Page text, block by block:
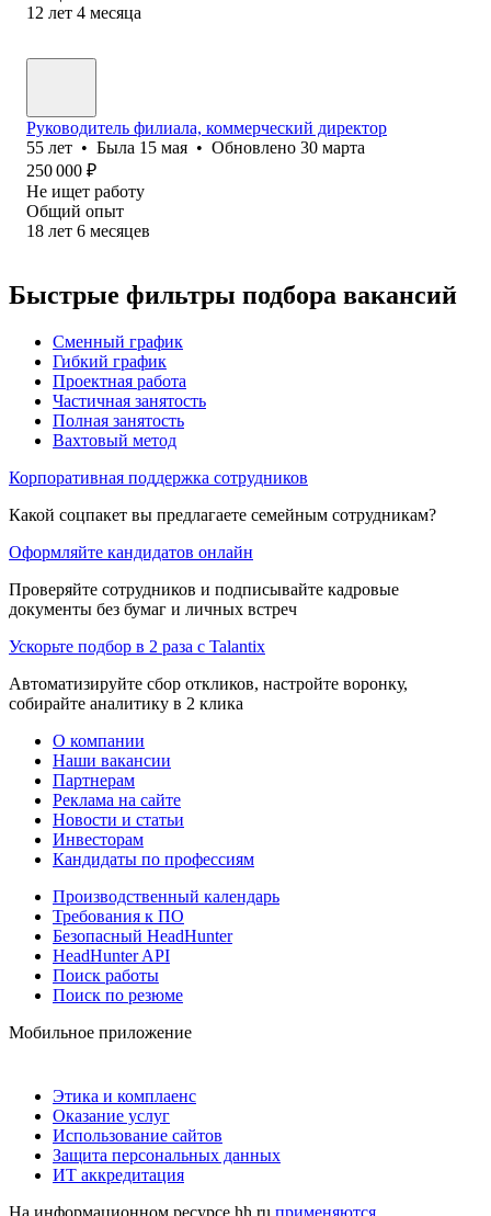
12 лет 4 месяца
Руководитель филиала, коммерческий директор
55 лет • Была 15 мая • Обновлено 30 марта
250 000 ₽
Не ищет работу
Общий опыт
18 лет 6 месяцев
Быстрые фильтры подбора вакансий
Сменный график
Гибкий график
Проектная работа
Частичная занятость
Полная занятость
Вахтовый метод
Корпоративная поддержка сотрудников
Какой соцпакет вы предлагаете семейным сотрудникам?
Оформляйте кандидатов онлайн
Проверяйте сотрудников и подписывайте кадровые
документы без бумаг и личных встреч
Ускорьте подбор в 2 раза с Talantix
Автоматизируйте сбор откликов, настройте воронку,
собирайте аналитику в 2 клика
О компании
Наши вакансии
Партнерам
Реклама на сайте
Новости и статьи
Инвесторам
Кандидаты по профессиям
Производственный календарь
Требования к ПО
Безопасный HeadHunter
HeadHunter API
Поиск работы
Поиск по резюме
Мобильное приложение
Этика и комплаенс
Оказание услуг
Использование сайтов
Защита персональных данных
ИТ аккредитация
На информационном ресурсе hh.ru применяются